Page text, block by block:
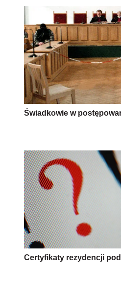
Świadkowie w
Certyfikaty rezydencji